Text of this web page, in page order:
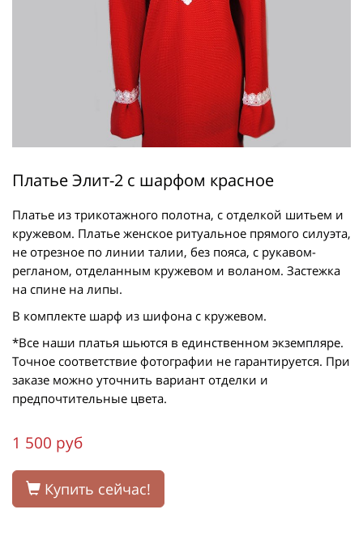
Платье Элит-2 с шарфом красное
Платье из трикотажного полотна, с отделкой шитьем и
кружевом. Платье женское ритуальное прямого силуэта,
не отрезное по линии талии, без пояса, с рукавом-
регланом, отделанным кружевом и воланом. Застежка
на спине на липы.
В комплекте шарф из шифона с кружевом.
*Все наши платья шьются в единственном экземпляре.
Точное соответствие фотографии не гарантируется. При
заказе можно уточнить вариант отделки и
предпочтительные цвета.
1 500 руб
Купить сейчас!